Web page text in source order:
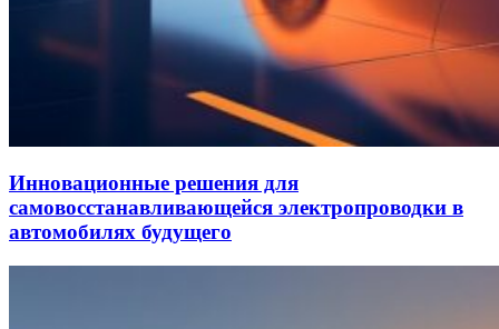
Инновационные решения для
самовосстанавливающейся электропроводки в
автомобилях будущего